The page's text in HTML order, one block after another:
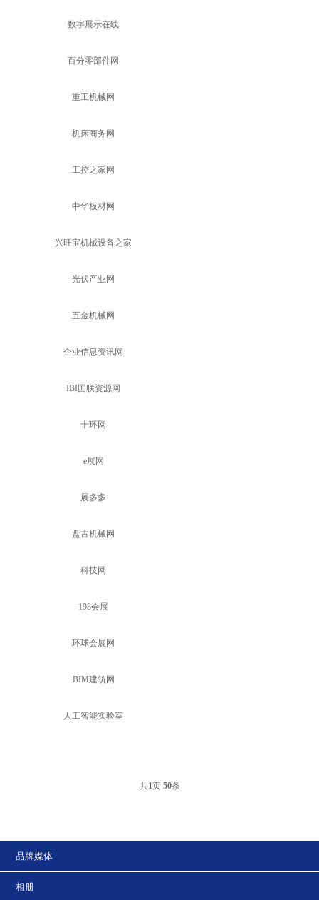
数字展示在线
百分零部件网
重工机械网
机床商务网
工控之家网
中华板材网
兴旺宝机械设备之家
光伏产业网
五金机械网
企业信息资讯网
IBI国联资源网
十环网
e展网
展多多
盘古机械网
科技网
198会展
环球会展网
BIM建筑网
人工智能实验室
共1页 50条
品牌媒体
相册